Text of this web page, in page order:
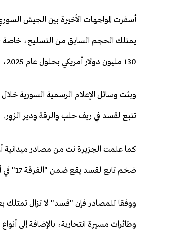
أسفرت المواجهات الأخيرة بين الجيش
130 مليون دولار أمريكي بحلول عام 2025، في ظل تراجع خطر عودة "تنظيم الدولة".
وبثت وسائل الإعلام الرسمية السورية
تتبع لقسد في ريف حلب والرقة ودير الزور.
ضخم تابع لقسد يقع ضمن "الفرقة 17" في أطراف مدينة الرقة، وتم استهداف المستودعات بطائرات مسيرة.
ووفقا للمصادر فإن "قسد" لا تزال
وطائرات مسيرة انتحارية، بالإضافة إلى